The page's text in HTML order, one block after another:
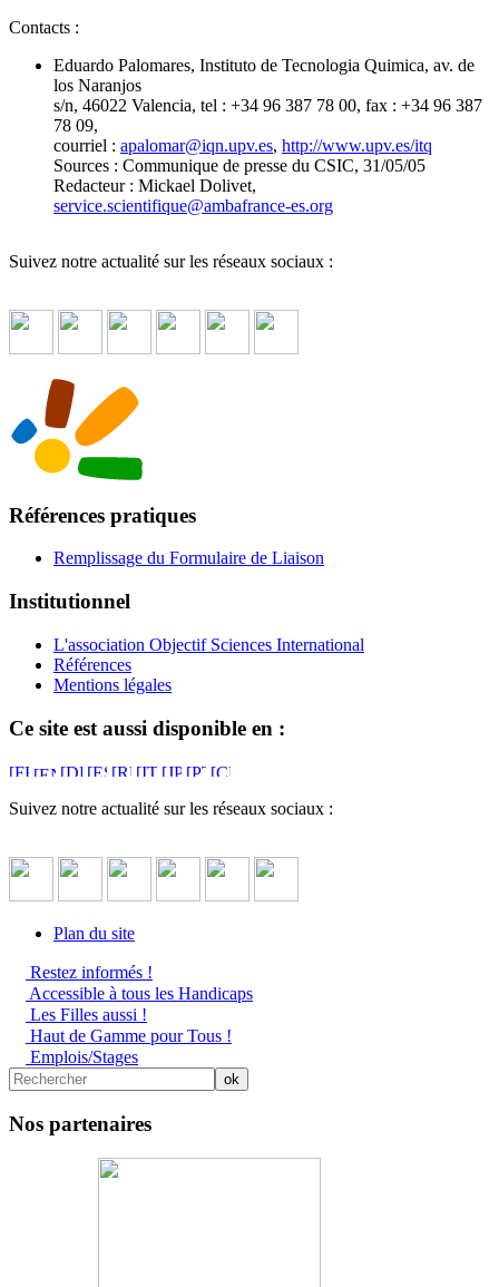
Contacts :
Eduardo Palomares, Instituto de Tecnologia Quimica, av. de
los Naranjos
s/n, 46022 Valencia, tel : +34 96 387 78 00, fax : +34 96 387
78 09,
courriel : apalomar@iqn.upv.es, http://www.upv.es/itq
Sources : Communique de presse du CSIC, 31/05/05
Redacteur : Mickael Dolivet,
service.scientifique@ambafrance-es.org
Suivez notre actualité sur les réseaux sociaux :
Références pratiques
Remplissage du Formulaire de Liaison
Institutionnel
L'association Objectif Sciences International
Références
Mentions légales
Ce site est aussi disponible en :
Suivez notre actualité sur les réseaux sociaux :
Plan du site
Restez informés !
Accessible à tous les Handicaps
Les Filles aussi !
Haut de Gamme pour Tous !
Emplois/Stages
Nos partenaires